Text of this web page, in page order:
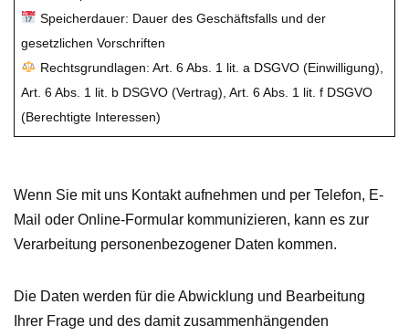
Speicherdauer: Dauer des Geschäftsfalls und der
gesetzlichen Vorschriften
Rechtsgrundlagen: Art. 6 Abs. 1 lit. a DSGVO (Einwilligung),
Art. 6 Abs. 1 lit. b DSGVO (Vertrag), Art. 6 Abs. 1 lit. f DSGVO
(Berechtigte Interessen)
Wenn Sie mit uns Kontakt aufnehmen und per Telefon, E-
Mail oder Online-Formular kommunizieren, kann es zur
Verarbeitung personenbezogener Daten kommen.
Die Daten werden für die Abwicklung und Bearbeitung
Ihrer Frage und des damit zusammenhängenden